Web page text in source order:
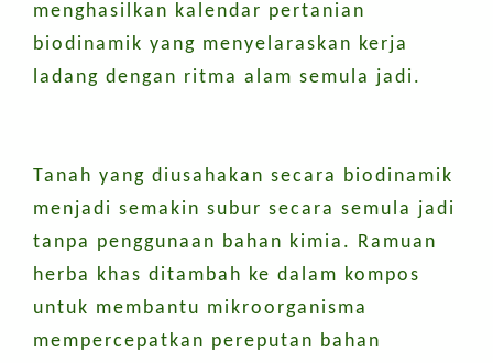
menghasilkan kalendar pertanian
biodinamik yang menyelaraskan kerja
ladang dengan ritma alam semula jadi.
Tanah yang diusahakan secara biodinamik
menjadi semakin subur secara semula jadi
tanpa penggunaan bahan kimia. Ramuan
herba khas ditambah ke dalam kompos
untuk membantu mikroorganisma
mempercepatkan pereputan bahan